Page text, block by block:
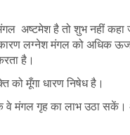
अष्टमेश है तो शुभ नहीं कहा
लग्नेश मंगल को अधिक
है।
को मूँगा धारण निषेध है।
वे मंगल गृह का लाभ उठा सकें।